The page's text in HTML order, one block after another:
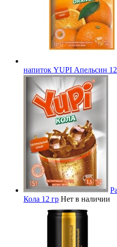
напиток YUPI Апельсин
Кола 12 гр Нет в наличии